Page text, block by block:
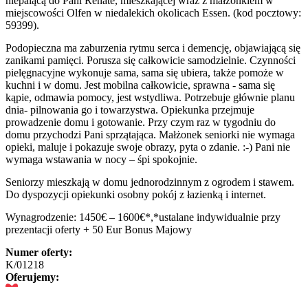
miejscowości Olfen w niedalekich okolicach Essen. (kod pocztowy:
59399).
Podopieczna ma zaburzenia rytmu serca i demencję, objawiającą się
zanikami pamięci. Porusza się całkowicie samodzielnie. Czynności
pielęgnacyjne wykonuje sama, sama się ubiera, także pomoże w
kuchni i w domu. Jest mobilna całkowicie, sprawna - sama się
kąpie, odmawia pomocy, jest wstydliwa. Potrzebuje głównie planu
dnia- pilnowania go i towarzystwa. Opiekunka przejmuje
prowadzenie domu i gotowanie. Przy czym raz w tygodniu do
domu przychodzi Pani sprzątająca. Małżonek seniorki nie wymaga
opieki, maluje i pokazuje swoje obrazy, pyta o zdanie. :-) Pani nie
wymaga wstawania w nocy – śpi spokojnie.
Seniorzy mieszkają w domu jednorodzinnym z ogrodem i stawem.
Do dyspozycji opiekunki osobny pokój z łazienką i internet.
Wynagrodzenie: 1450€ – 1600€*,*ustalane indywidualnie przy
prezentacji oferty + 50 Eur Bonus Majowy
Numer oferty:
K/01218
Oferujemy: